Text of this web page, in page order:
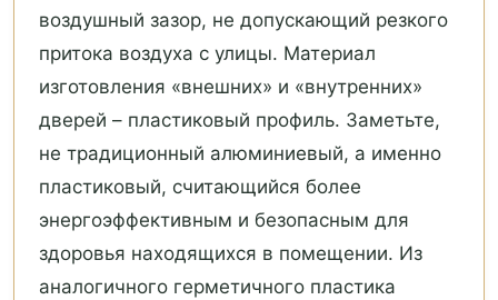
воздушный зазор, не допускающий резкого
притока воздуха с улицы. Материал
изготовления «внешних» и «внутренних»
дверей – пластиковый профиль. Заметьте,
не традиционный алюминиевый, а именно
пластиковый, считающийся более
энергоэффективным и безопасным для
здоровья находящихся в помещении. Из
аналогичного герметичного пластика